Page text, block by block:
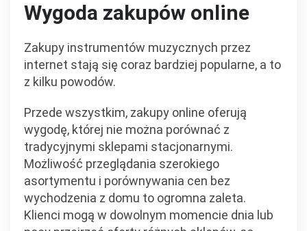
Wygoda zakupów online
Zakupy instrumentów muzycznych przez
internet stają się coraz bardziej popularne, a to
z kilku powodów.
Przede wszystkim, zakupy online oferują
wygodę, której nie można porównać z
tradycyjnymi sklepami stacjonarnymi.
Możliwość przeglądania szerokiego
asortymentu i porównywania cen bez
wychodzenia z domu to ogromna zaleta.
Klienci mogą w dowolnym momencie dnia lub